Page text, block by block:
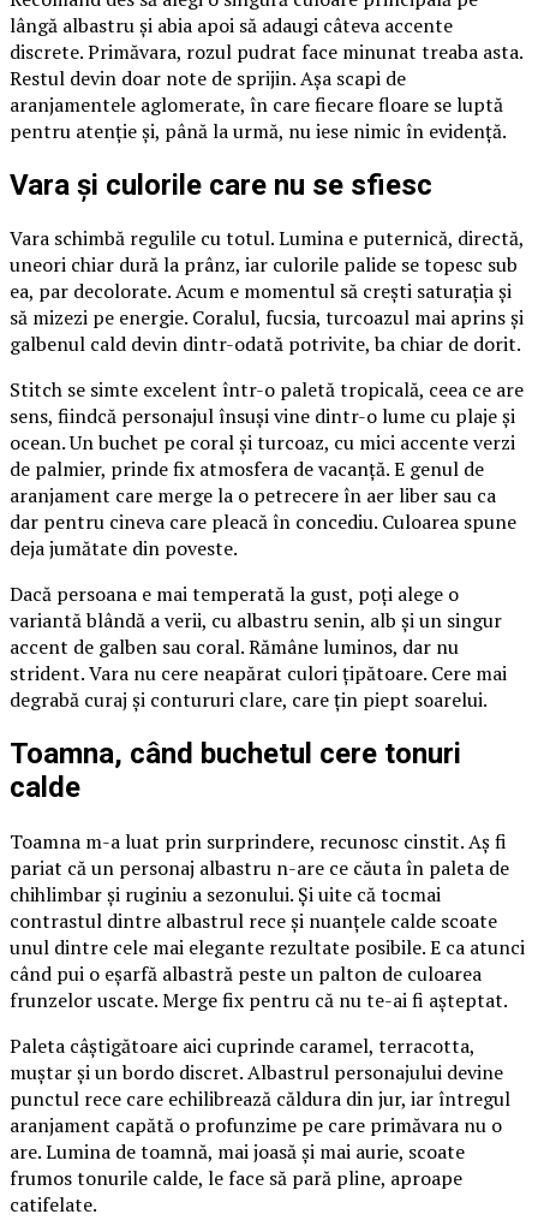
lângă albastru și abia apoi să adaugi câteva accente
discrete. Primăvara, rozul pudrat face minunat treaba asta.
Restul devin doar note de sprijin. Așa scapi de
aranjamentele aglomerate, în care fiecare floare se luptă
pentru atenție și, până la urmă, nu iese nimic în evidență.
Vara și culorile care nu se sfiesc
Vara schimbă regulile cu totul. Lumina e puternică, directă,
uneori chiar dură la prânz, iar culorile palide se topesc sub
ea, par decolorate. Acum e momentul să crești saturația și
să mizezi pe energie. Coralul, fucsia, turcoazul mai aprins și
galbenul cald devin dintr-odată potrivite, ba chiar de dorit.
Stitch se simte excelent într-o paletă tropicală, ceea ce are
sens, fiindcă personajul însuși vine dintr-o lume cu plaje și
ocean. Un buchet pe coral și turcoaz, cu mici accente verzi
de palmier, prinde fix atmosfera de vacanță. E genul de
aranjament care merge la o petrecere în aer liber sau ca
dar pentru cineva care pleacă în concediu. Culoarea spune
deja jumătate din poveste.
Dacă persoana e mai temperată la gust, poți alege o
variantă blândă a verii, cu albastru senin, alb și un singur
accent de galben sau coral. Rămâne luminos, dar nu
strident. Vara nu cere neapărat culori țipătoare. Cere mai
degrabă curaj și contururi clare, care țin piept soarelui.
Toamna, când buchetul cere tonuri
calde
Toamna m-a luat prin surprindere, recunosc cinstit. Aș fi
pariat că un personaj albastru n-are ce căuta în paleta de
chihlimbar și ruginiu a sezonului. Și uite că tocmai
contrastul dintre albastrul rece și nuanțele calde scoate
unul dintre cele mai elegante rezultate posibile. E ca atunci
când pui o eșarfă albastră peste un palton de culoarea
frunzelor uscate. Merge fix pentru că nu te-ai fi așteptat.
Paleta câștigătoare aici cuprinde caramel, terracotta,
muștar și un bordo discret. Albastrul personajului devine
punctul rece care echilibrează căldura din jur, iar întregul
aranjament capătă o profunzime pe care primăvara nu o
are. Lumina de toamnă, mai joasă și mai aurie, scoate
frumos tonurile calde, le face să pară pline, aproape
catifelate.